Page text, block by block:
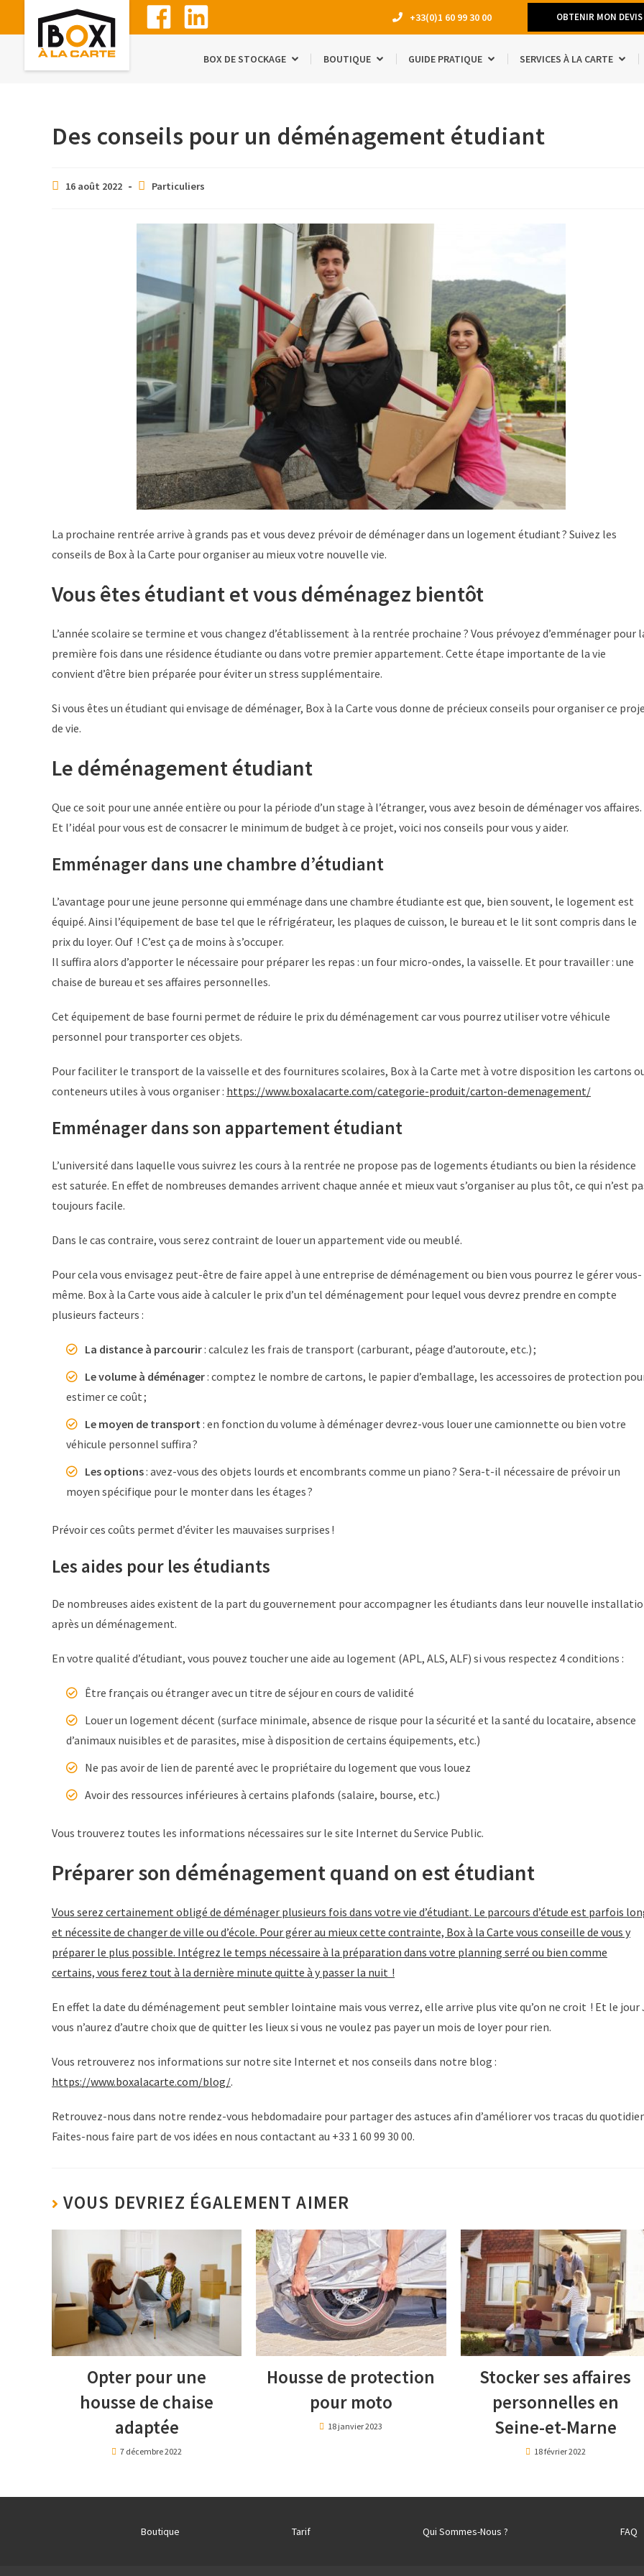
+33(0)1 60 99 30 00 OBTENIR MON
BOX DE STOCKAGE BOUTIQUE GUIDE PRATIQUE SERVICES À LA CARTE
Des conseils pour un déménagement étudiant
16 août 2022 Particuliers
La prochaine rentrée arrive à grands pas et vous devez prévoir de déménager dans un logement étudiant ? Suivez les
conseils de Box à la Carte pour organiser au mieux votre nouvelle vie.
Vous êtes étudiant et vous déménagez bientôt
L’année scolaire se termine et vous changez d’établissement à la rentrée prochaine ? Vous prévoyez d’emménager pour
première fois dans une résidence étudiante ou dans votre premier appartement. Cette étape importante de la vie
convient d’être bien préparée pour éviter un stress supplémentaire.
Si vous êtes un étudiant qui envisage de déménager, Box à la Carte vous donne de précieux conseils pour organiser ce
de vie.
Le déménagement étudiant
Que ce soit pour une année entière ou pour la période d’un stage à l’étranger, vous avez besoin de déménager vos affaires.
Et l’idéal pour vous est de consacrer le minimum de budget à ce projet, voici nos conseils pour vous y aider.
Emménager dans une chambre d’étudiant
L’avantage pour une jeune personne qui emménage dans une chambre étudiante est que, bien souvent, le logement est
équipé. Ainsi l’équipement de base tel que le réfrigérateur, les plaques de cuisson, le bureau et le lit sont compris dans le
prix du loyer. Ouf ! C’est ça de moins à s’occuper.
Il suffira alors d’apporter le nécessaire pour préparer les repas : un four micro-ondes, la vaisselle. Et pour travailler : une
chaise de bureau et ses affaires personnelles.
Cet équipement de base fourni permet de réduire le prix du déménagement car vous pourrez utiliser votre véhicule
personnel pour transporter ces objets.
Pour faciliter le transport de la vaisselle et des fournitures scolaires, Box à la Carte met à votre disposition les cartons
conteneurs utiles à vous organiser : https://www.boxalacarte.com/categorie-produit/carton-demenagement/
Emménager dans son appartement étudiant
L’université dans laquelle vous suivrez les cours à la rentrée ne propose pas de logements étudiants ou bien la résidence
est saturée. En effet de nombreuses demandes arrivent chaque année et mieux vaut s’organiser au plus tôt, ce qui n’est
toujours facile.
Dans le cas contraire, vous serez contraint de louer un appartement vide ou meublé.
Pour cela vous envisagez peut-être de faire appel à une entreprise de déménagement ou bien vous pourrez le gérer vous-
même. Box à la Carte vous aide à calculer le prix d’un tel déménagement pour lequel vous devrez prendre en compte
plusieurs facteurs :
La distance à parcourir: calculez les frais de transport (carburant, péage d’autoroute, etc.) ;
Le volume à déménager: comptez le nombre de cartons, le papier d’emballage, les accessoires de protection
estimer ce coût ;
Le moyen de transport : en fonction du volume à déménager devrez-vous louer une camionnette ou bien votre
véhicule personnel suffira ?
Les options: avez-vous des objets lourds et encombrants comme un piano ? Sera-t-il nécessaire de prévoir un
moyen spécifique pour le monter dans les étages ?
Prévoir ces coûts permet d’éviter les mauvaises surprises !
Les aides pour les étudiants
De nombreuses aides existent de la part du gouvernement pour accompagner les étudiants dans leur nouvelle
après un déménagement.
En votre qualité d’étudiant, vous pouvez toucher une aide au logement (APL, ALS, ALF) si vous respectez 4 conditions :
Être français ou étranger avec un titre de séjour en cours de validité
Louer un logement décent (surface minimale, absence de risque pour la sécurité et la santé du locataire, absence
d’animaux nuisibles et de parasites, mise à disposition de certains équipements, etc.)
Ne pas avoir de lien de parenté avec le propriétaire du logement que vous louez
Avoir des ressources inférieures à certains plafonds (salaire, bourse, etc.)
Vous trouverez toutes les informations nécessaires sur le site Internet du Service Public.
Préparer son déménagement quand on est étudiant
Vous serez certainement obligé de déménager plusieurs fois dans votre vie d’étudiant. Le parcours d’étude est parfois
et nécessite de changer de ville ou d’école. Pour gérer au mieux cette contrainte, Box à la Carte vous conseille de vous y
préparer le plus possible. Intégrez le temps nécessaire à la préparation dans votre planning serré ou bien comme
certains, vous ferez tout à la dernière minute quitte à y passer la nuit !
En effet la date du déménagement peut sembler lointaine mais vous verrez, elle arrive plus vite qu’on ne croit ! Et le jour
vous n’aurez d’autre choix que de quitter les lieux si vous ne voulez pas payer un mois de loyer pour rien.
Vous retrouverez nos informations sur notre site Internet et nos conseils dans notre blog :
https://www.boxalacarte.com/blog/.
Retrouvez-nous dans notre rendez-vous hebdomadaire pour partager des astuces afin d’améliorer vos tracas du
Faites-nous faire part de vos idées en nous contactant au +33 1 60 99 30 00.
VOUS DEVRIEZ ÉGALEMENT AIMER
Opter pour une
housse de chaise
adaptée
7 décembre 2022
Housse de protection
pour moto
18 janvier 2023
Stocker ses affaires
personnelles en
Seine-et-Marne
18 février 2022
Boutique Tarif Qui Sommes-Nous ? FAQ